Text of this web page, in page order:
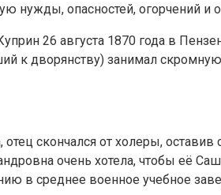
нужды, опасностей, огорчений и
26 августа 1870 года в
к дворянству) занимал
отец скончался от холеры,
очень хотела, чтобы её
в среднее военное учебное